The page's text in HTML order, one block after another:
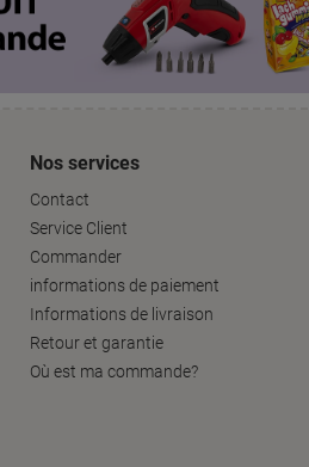
Nos services
Contact
Service Client
Commander
informations de paiement
Informations de livraison
Retour et garantie
Où est ma commande?